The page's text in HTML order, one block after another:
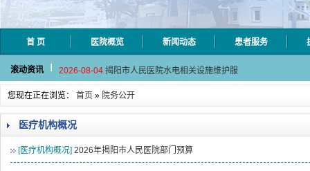
首 页 医院概览 新闻动态 患者服务
滚动资讯
2026-08-06 揭阳市人民医院采集自动对焦相机市
2026-08-04 揭阳市人民医院水电相关设施维护服
2026-07-31 学术聚力！妇儿分论坛精彩收官
2026-07-31 以学术聚合力 | 运动健康分论坛助
2026-08-06
2026-07-31 大咖云集探内科前沿！首届榕江医学
您现在正在浏览： 首页 » 院务公开
医疗机构概况
[医疗机构概况] 2026年揭阳市人民医院部门预算